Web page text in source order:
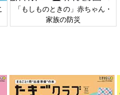
レッ
六星占術 細木かおりさんの
相談